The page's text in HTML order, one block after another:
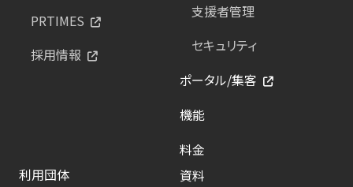
PRTIMES
採用情報
支援者管理
セキュリティ
ポータル/集客
機能
料金
利用団体
資料